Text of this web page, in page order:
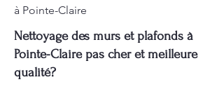
à Pointe-Claire
Nettoyage des murs et plafonds à
Pointe-Claire pas cher et meilleure
qualité?